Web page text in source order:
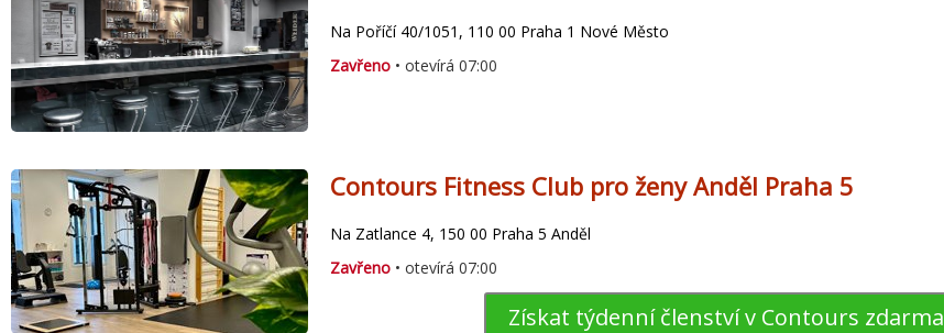
Na Poříčí 40/1051, 110 00 Praha 1 Nové Město
Zavřeno • otevírá 07:00
Contours Fitness Club pro ženy Anděl Praha 5
Na Zatlance 4, 150 00 Praha 5 Anděl
Zavřeno • otevírá 07:00
Získat týdenní členství v Contours zdarma